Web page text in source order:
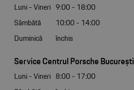
Luni - Vineri 9:00 - 18:00
Sâmbătă
10:00 - 14:00
Duminică
închis
Service Centrul Porsche București
Luni - Vineri 8:00 - 17:00